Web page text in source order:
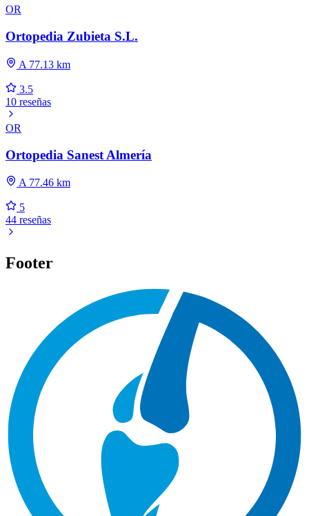
OR
Ortopedia Zubieta S.L.
A 77.13 km
3.5
10 reseñas
OR
Ortopedia Sanest Almería
A 77.46 km
5
44 reseñas
Footer